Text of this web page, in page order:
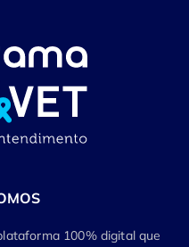
100% digital que